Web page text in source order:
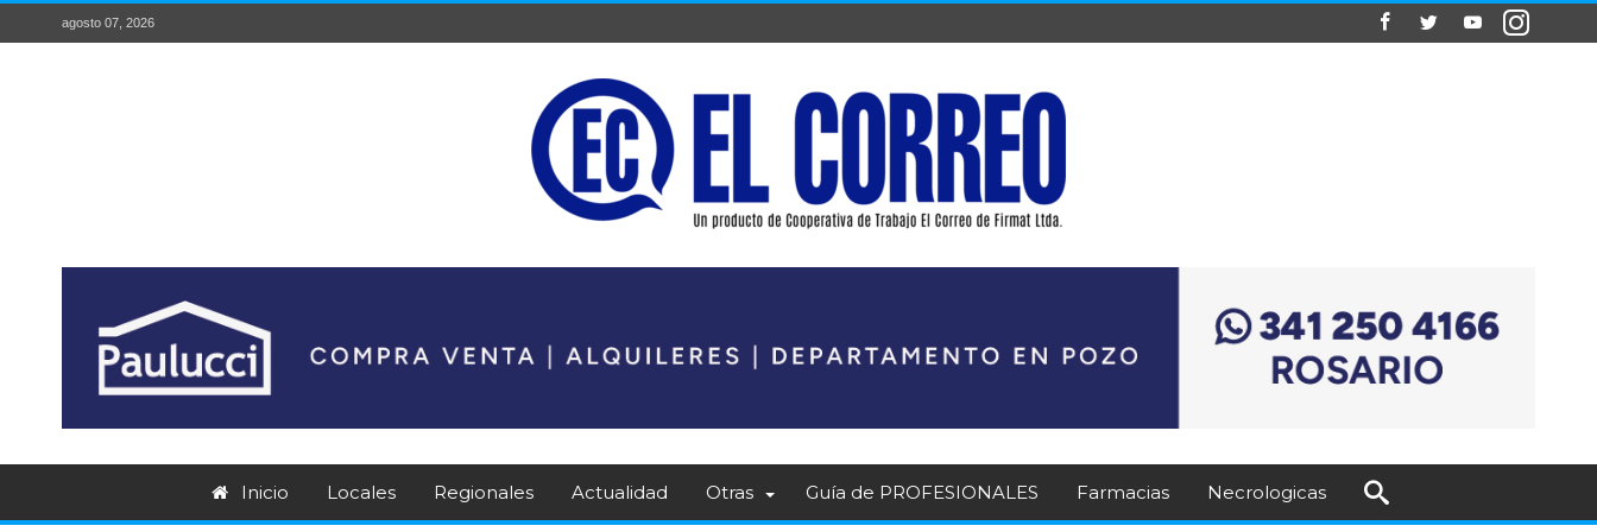
agosto 07, 2026
Inicio Locales Regionales Actualidad Otras Guía de PROFESIONALES Farmacias Necrologicas